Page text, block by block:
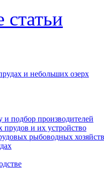
и небольших озерх
и подбор производителей
и их устройство
рыбоводных хозяйств